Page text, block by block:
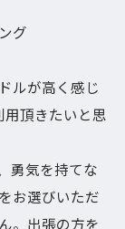
グ
ルが高く感じ
頂きたいと思
勇気を持てな
お選びいただ
。出張の方を